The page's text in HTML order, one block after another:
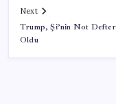
Next
Trump, Şi’nin Not
Oldu